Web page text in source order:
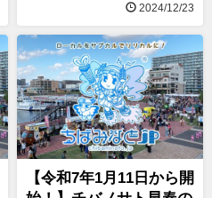
2024/12/23
【令和7年1月11日から開